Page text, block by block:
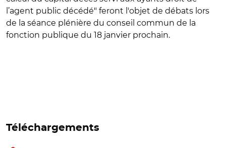
l’agent public décédé" feront l'objet de débats lors
de la séance plénière du conseil commun de la
fonction publique du 18 janvier prochain.
Téléchargements